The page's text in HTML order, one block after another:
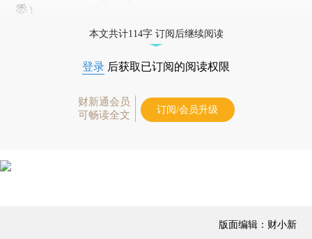
委）
本文共计114字 订阅后继续阅读
登录 后获取已订阅的阅读权限
财新通会员
可畅读全文
订阅/会员升级
版面编辑：财小新